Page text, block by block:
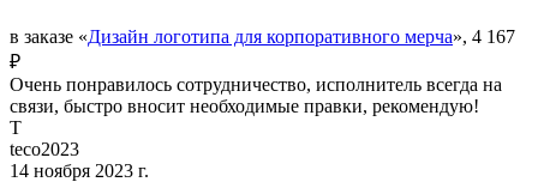
в заказе «Дизайн логотипа для корпоративного мерча», 4 167
₽
Очень понравилось сотрудничество, исполнитель всегда на
связи, быстро вносит необходимые правки, рекомендую!
T
teco2023
14 ноября 2023 г.